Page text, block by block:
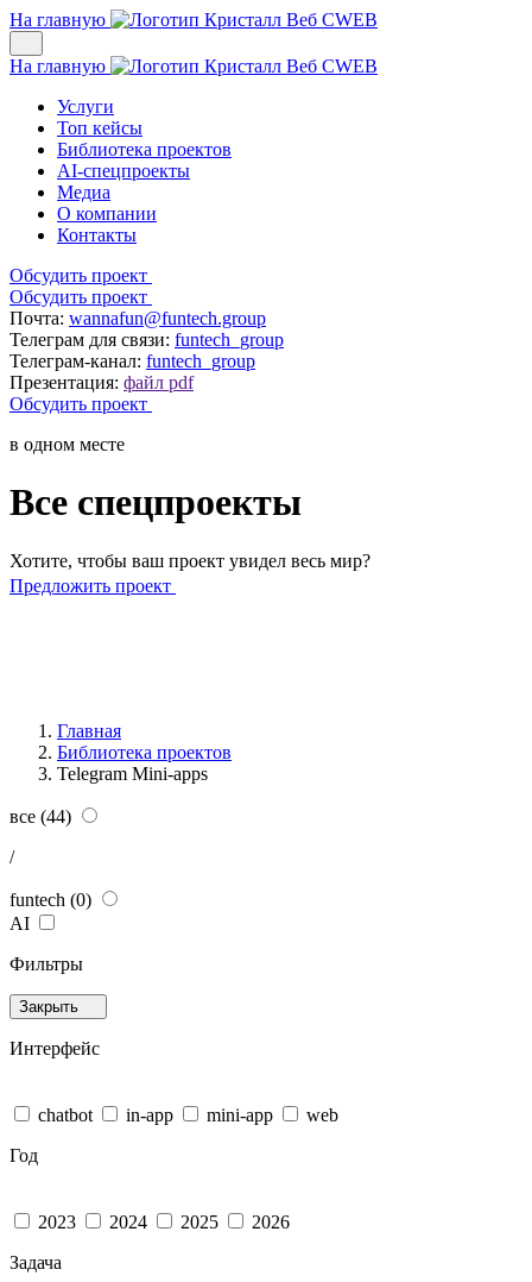
На главную
На главную
Услуги
Топ кейсы
Библиотека проектов
AI-спецпроекты
Медиа
О компании
Контакты
Обсудить проект
Обсудить проект
Почта: wannafun@funtech.group
Телеграм для связи: funtech_group
Телеграм-канал: funtech_group
Презентация: файл pdf
Обсудить проект
в одном месте
Все спецпроекты
Хотите, чтобы ваш проект увидел весь мир?
Предложить проект
Главная
Библиотека проектов
Telegram Mini-apps
все (44)
/
funtech (0)
AI
Фильтры
Закрыть
Интерфейс
chatbot in-app mini-app
web
Год
2023 2024 2025
2026
Задача